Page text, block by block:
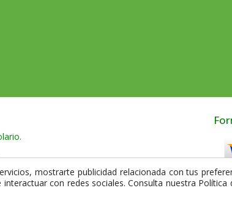
SSL que garantiza la privacidad de los
mostrarte publicidad relacionada con tus
con redes sociales. Consulta nuestra